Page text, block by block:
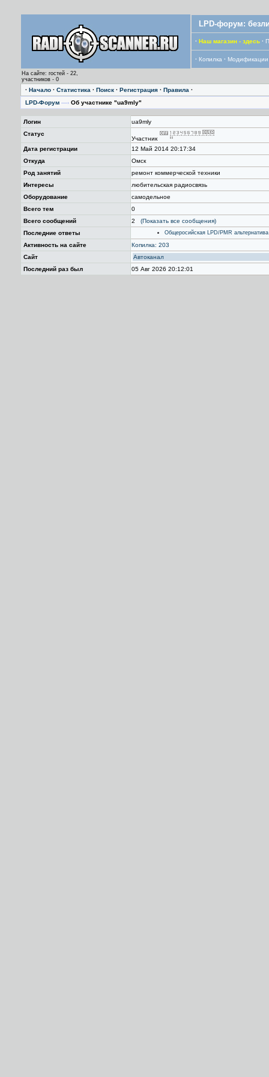
LPD-форум:
· Наш магазин - здесь ·
· Копилка · Модификации
На сайте: гостей - 22,
участников - 0
· Начало · Статистика · Поиск · Регистрация · Правила ·
LPD-Форум —› Об участнике "ua9mly"
Логин
ua9mly
Статус
Участник
Дата регистрации
12 Май 2014 20:17:34
Откуда
Омск
Род занятий
ремонт коммерческой техники
Интересы
любительская радиосвязь
Оборудование
самодельное
Всего тем
0
Всего сообщений
2
(Показать все сообщения)
Последние ответы
Общеросийская LPD/PMR
Активность на сайте
Копилка: 203
Сайт
Автоканал
Последний раз был
05 Авг 2026 20:12:01